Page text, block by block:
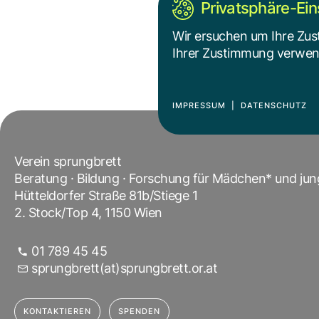
betont, dass
Verein sprungbrett
Beratung · Bildung · Forschung für Mädchen* und
Hütteldorfer Straße 81b/Stiege 1
2. Stock/Top 4, 1150 Wien
01 789 45 45
sprungbrett(at)sprungbrett.or.at
KONTAKTIEREN SPENDEN
Privatsphäre-
Wir ersuchen um Ihre
Ihrer Zustimmung
IMPRESSUM DATENSCHUTZ